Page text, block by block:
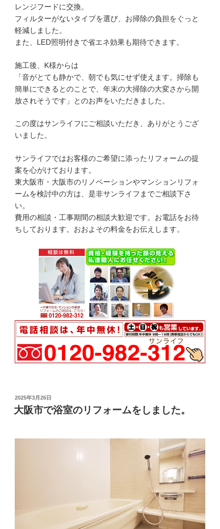
レンジフードに交換。
フィルターがないタイプを選び、お掃除の負担をぐっと
軽減しました。
また、LED照明付きで省エネ効果も期待できます。
施工後、K様からは
「音がとても静かで、朝でも気にせず使えます。掃除も
簡単にできるとのことで、年末の大掃除の大変さから開
放されそうです」とのお声をいただきました。
この度はサンライフにご相談いただき、ありがとうござ
いました。
サンライフではお客様のご希望に添ったリフォームの提
案を心がけております。
東大阪市・大阪市のリノベーションやマンションリフォ
ームを検討中の方は、是非サンライフまでご相談下さ
い。
費用の相談・工事期間の相談大歓迎です。お電話をお待
ちしております。おおよその料金をお伝えします。
投
稿
日:
2025年3月26日
大阪市で浴室のリフォームをしました。